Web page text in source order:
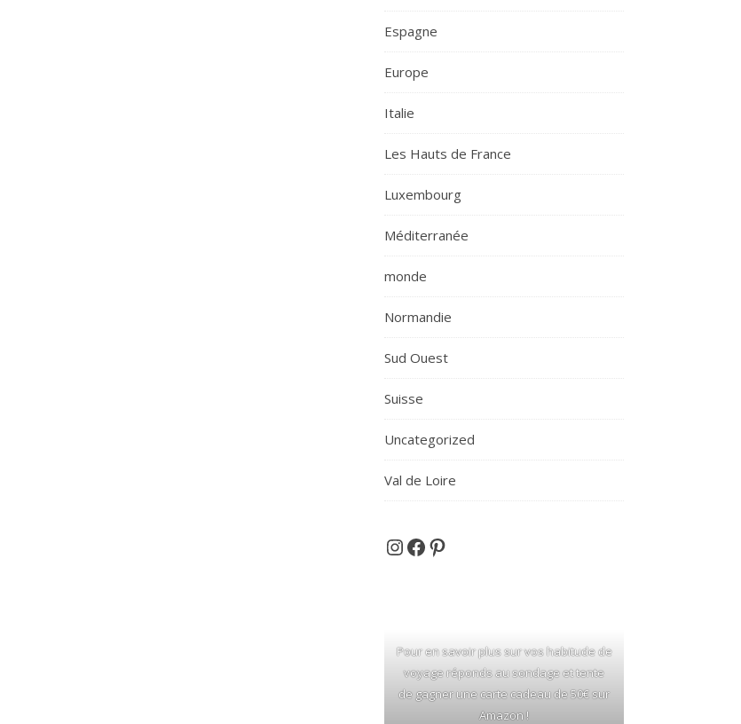
Espagne
Europe
Italie
Les Hauts de France
Luxembourg
Méditerranée
monde
Normandie
Sud Ouest
Suisse
Uncategorized
Val de Loire
Et si on partait en voyage ...
Facebook
Pinterest
Pour en savoir plus sur vos habitude de
voyage réponds au sondage et tente
de gagner une carte cadeau de 50€ sur
Amazon !